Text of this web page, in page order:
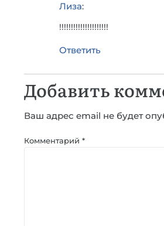
Лиза:
!!!!!!!!!!!!!!!!!!!!!
Ответить
Добавить
Ваш адрес email не будет
Комментарий *